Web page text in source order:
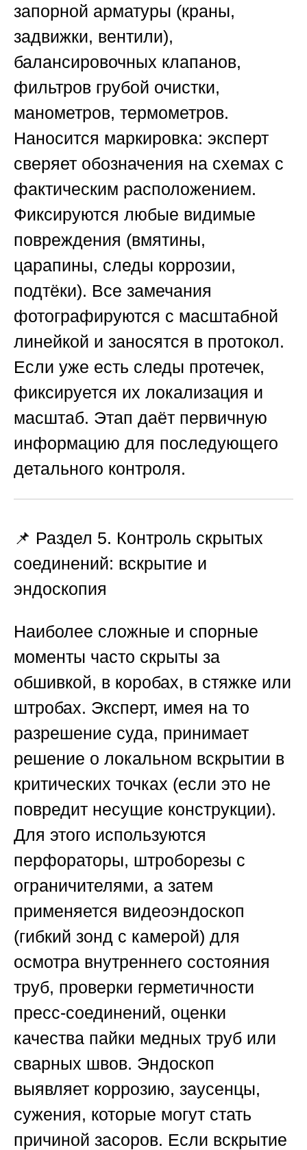
запорной арматуры (краны,
задвижки, вентили),
балансировочных клапанов,
фильтров грубой очистки,
манометров, термометров.
Наносится маркировка: эксперт
сверяет обозначения на схемах с
фактическим расположением.
Фиксируются любые видимые
повреждения (вмятины,
царапины, следы коррозии,
подтёки). Все замечания
фотографируются с масштабной
линейкой и заносятся в протокол.
Если уже есть следы протечек,
фиксируется их локализация и
масштаб. Этап даёт первичную
информацию для последующего
детального контроля.
📌 Раздел 5. Контроль скрытых
соединений: вскрытие и
эндоскопия
Наиболее сложные и спорные
моменты часто скрыты за
обшивкой, в коробах, в стяжке или
штробах. Эксперт, имея на то
разрешение суда, принимает
решение о локальном вскрытии в
критических точках (если это не
повредит несущие конструкции).
Для этого используются
перфораторы, штроборезы с
ограничителями, а затем
применяется видеоэндоскоп
(гибкий зонд с камерой) для
осмотра внутреннего состояния
труб, проверки герметичности
пресс-соединений, оценки
качества пайки медных труб или
сварных швов. Эндоскоп
выявляет коррозию, заусенцы,
сужения, которые могут стать
причиной засоров. Если вскрытие